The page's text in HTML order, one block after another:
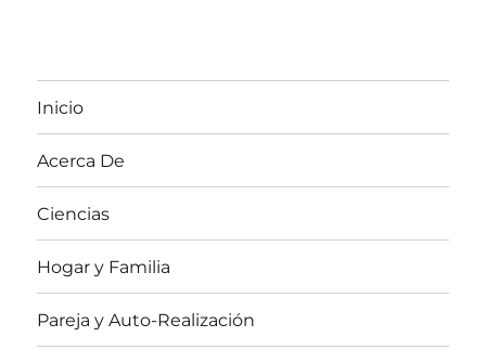
Inicio
Acerca De
Ciencias
Hogar y Familia
Pareja y Auto-Realización